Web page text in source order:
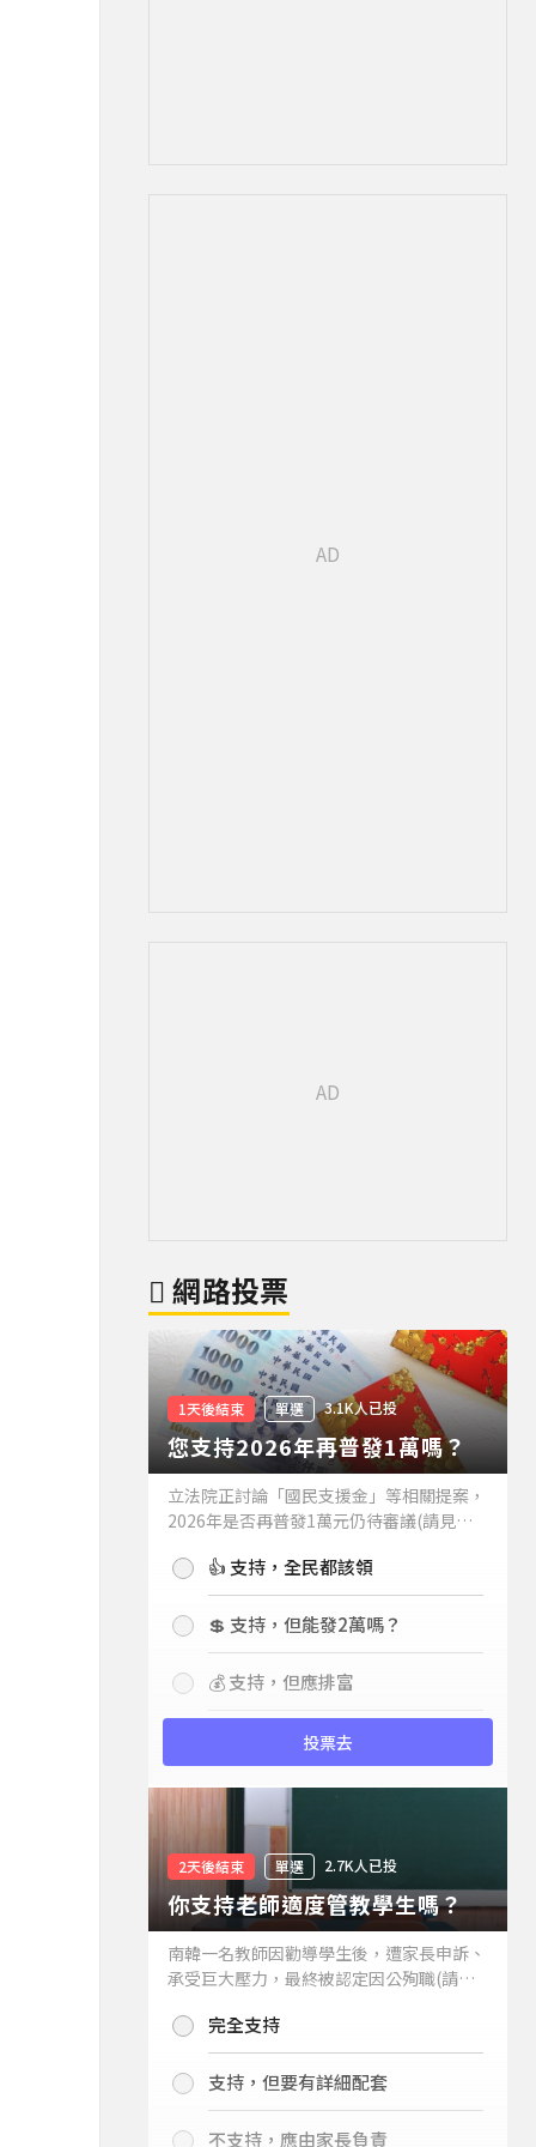
網路投票
1天後結束 單選 3.1K人已投
您支持2026年再普發1萬嗎？
立法院正討論「國民支援金」等相關提案，
2026年是否再普發1萬元仍待審議(請見下
持嗎？👍 支持，全民都該領
💲 支持，但能發2萬嗎？
💰 支持，但應排富
投票去
2天後結束 單選 2.7K人已投
你支持老師適度管教學生嗎？
南韓一名教師因勸導學生後，遭家長申訴、
承受巨大壓力，最終被認定因公殉職(請見
你支持老師適度管教學生嗎？
完全支持
支持，但要有詳細配套
不支持，應由家長負責